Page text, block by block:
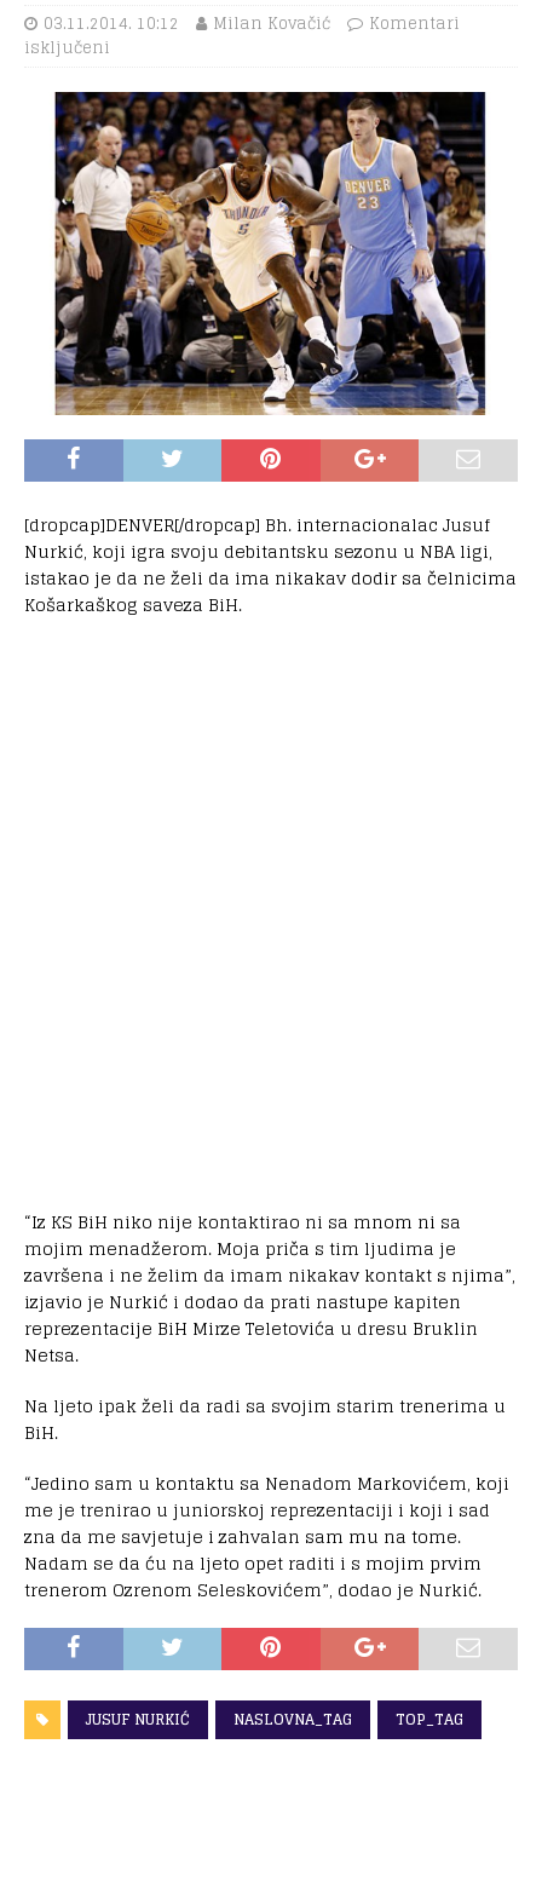
03.11.2014. 10:12 Milan Kovačić
Komentari
isključeni
[dropcap]DENVER[/dropcap] Bh. internacionalac Jusuf
Nurkić, koji igra svoju debitantsku sezonu u NBA ligi,
istakao je da ne želi da ima nikakav dodir sa čelnicima
Košarkaškog saveza BiH.
“Iz KS BiH niko nije kontaktirao ni sa mnom ni sa
mojim menadžerom. Moja priča s tim ljudima je
završena i ne želim da imam nikakav kontakt s njima”,
izjavio je Nurkić i dodao da prati nastupe kapiten
reprezentacije BiH Mirze Teletovića u dresu Bruklin
Netsa.
Na ljeto ipak želi da radi sa svojim starim trenerima u
BiH.
“Jedino sam u kontaktu sa Nenadom Markovićem, koji
me je trenirao u juniorskoj reprezentaciji i koji i sad
zna da me savjetuje i zahvalan sam mu na tome.
Nadam se da ću na ljeto opet raditi i s mojim prvim
trenerom Ozrenom Seleskovićem”, dodao je Nurkić.
JUSUF NURKIĆ NASLOVNA_TAG TOP_TAG